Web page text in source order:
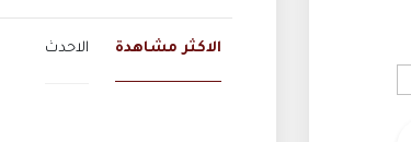
الاكثر مشاهدة الاحدث